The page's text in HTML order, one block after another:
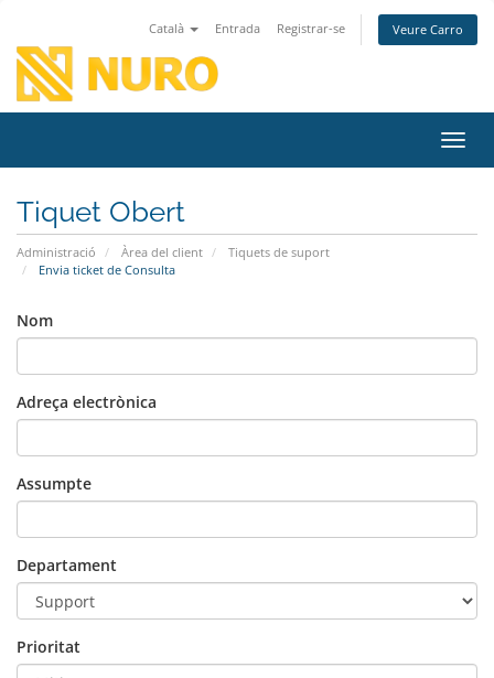
Català Entrada Registrar-se Veure Carro
Tiquet Obert
Administració Àrea del client
Tiquets de suport
Envia ticket de Consulta
Nom
Adreça electrònica
Assumpte
Departament
Prioritat